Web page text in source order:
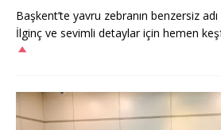
Başkent’te yavru zebranın benzersiz adı
İlginç ve sevimli detaylar için hemen